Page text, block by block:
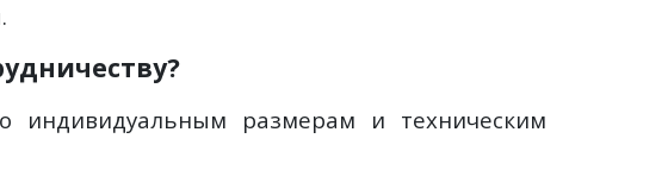
размерам и техническим